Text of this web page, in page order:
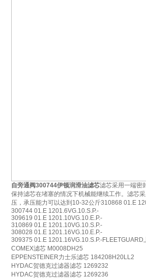
自旁通阀300744伊顿润滑油滤芯滤芯采用一端密
保持滤芯在堵塞的情况下机械能继续工作。滤芯
压，承压能力可以达到10-32公斤310868 01.E
300744 01.E 1201.6VG.10.S.P.-
309619 01.E 1201.10VG.10.E.P.-
310869 01.E 1201.10VG.10.S.P.-
308028 01.E 1201.16VG.10.E.P.-
309375 01.E 1201.16VG.10.S.P.-
COMEX滤芯 M0008DH25
EPPENSTEINER力士乐滤芯 184208H20LL2
HYDAC贺德克过滤器滤芯 1269232
HYDAC贺德克过滤器滤芯 1269236